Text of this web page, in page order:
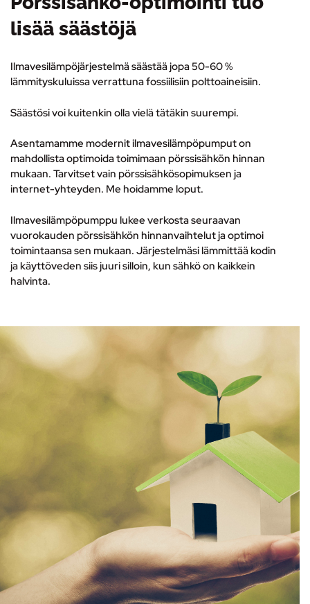
lisää säästöjä
Ilmavesilämpöjärjestelmä säästää jopa 50-60 %
lämmityskuluissa verrattuna fossiilisiin polttoaineisiin.
Säästösi voi kuitenkin olla vielä tätäkin suurempi.
Asentamamme modernit ilmavesilämpöpumput on
mahdollista optimoida toimimaan pörssisähkön hinnan
mukaan. Tarvitset vain pörssisähkösopimuksen ja
internet-yhteyden. Me hoidamme loput.
Ilmavesilämpöpumppu lukee verkosta seuraavan
vuorokauden pörssisähkön hinnanvaihtelut ja optimoi
toimintaansa sen mukaan. Järjestelmäsi lämmittää kodin
ja käyttöveden siis juuri silloin, kun sähkö on kaikkein
halvinta.